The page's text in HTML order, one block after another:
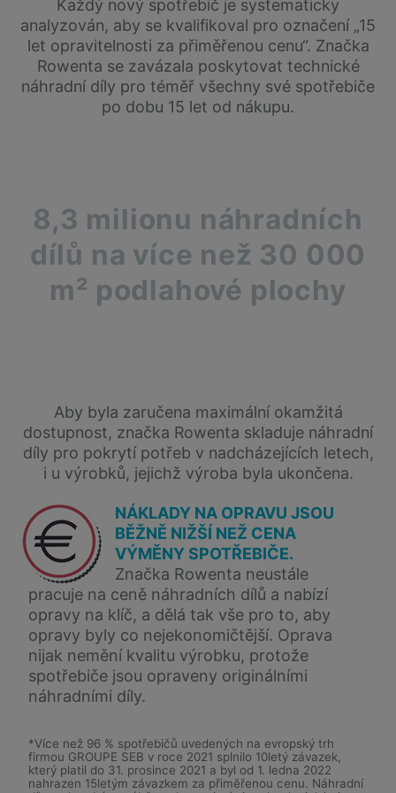
Každý nový spotřebič je systematicky
analyzován, aby se kvalifikoval pro označení „15
let opravitelnosti za přiměřenou cenu“. Značka
Rowenta se zavázala poskytovat technické
náhradní díly pro téměř všechny své spotřebiče
po dobu 15 let od nákupu.
8,3 milionu náhradních
dílů na více než 30 000
m² podlahové plochy
Aby byla zaručena maximální okamžitá
dostupnost, značka Rowenta skladuje náhradní
díly pro pokrytí potřeb v nadcházejících letech,
i u výrobků, jejichž výroba byla ukončena.
NÁKLADY NA OPRAVU JSOU
BĚŽNĚ NIŽŠÍ NEŽ CENA
VÝMĚNY SPOTŘEBIČE.
Značka Rowenta neustále
pracuje na ceně náhradních dílů a nabízí
opravy na klíč, a dělá tak vše pro to, aby
opravy byly co nejekonomičtější. Oprava
nijak nemění kvalitu výrobku, protože
spotřebiče jsou opraveny originálními
náhradními díly.
*Více než 96 % spotřebičů uvedených na evropský trh
firmou GROUPE SEB v roce 2021 splnilo 10letý závazek,
který platil do 31. prosince 2021 a byl od 1. ledna 2022
nahrazen 15letým závazkem za přiměřenou cenu. Náhradní